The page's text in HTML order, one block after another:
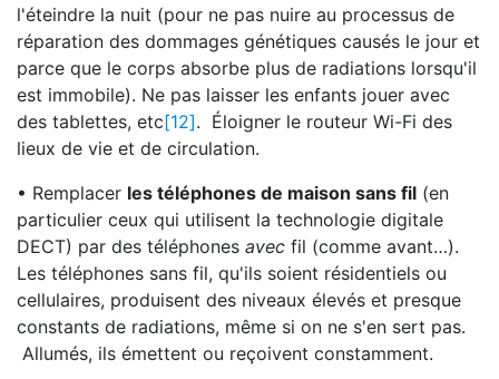
l'éteindre la nuit (pour ne pas nuire au processus de
réparation des dommages génétiques causés le jour et
parce que le corps absorbe plus de radiations lorsqu'il
est immobile). Ne pas laisser les enfants jouer avec
des tablettes, etc[12]. Éloigner le routeur Wi-Fi des
lieux de vie et de circulation.
• Remplacer les téléphones de maison sans fil (en
particulier ceux qui utilisent la technologie digitale
DECT) par des téléphones avec fil (comme avant…).
Les téléphones sans fil, qu'ils soient résidentiels ou
cellulaires, produisent des niveaux élevés et presque
constants de radiations, même si on ne s'en sert pas.
Allumés, ils émettent ou reçoivent constamment.